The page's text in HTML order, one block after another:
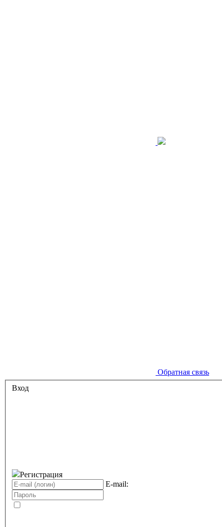
Обратная связь
Вход
Регистрация
E-mail: